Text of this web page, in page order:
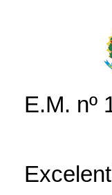
E.M. nº